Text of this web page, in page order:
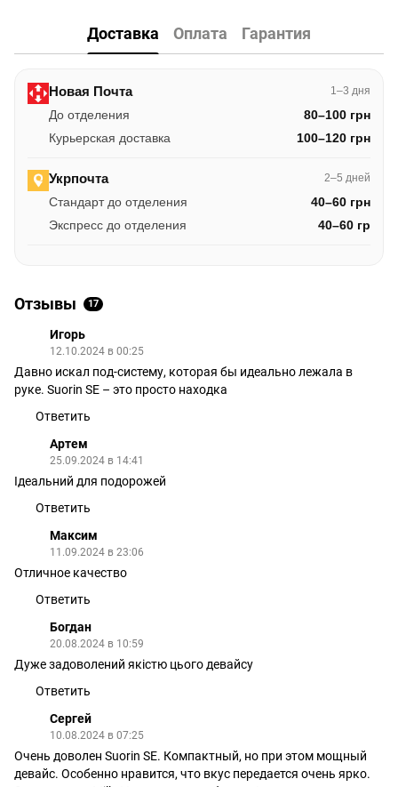
Доставка Оплата Гарантия
Новая Почта 1–3 дня
До отделения
80–100 грн
Курьерская доставка
100–120 грн
Укрпочта 2–5 дней
Стандарт до отделения
40–60 грн
Экспресс до отделения
40–60 гр
Отзывы 17
Игорь
12.10.2024 в 00:25
Давно искал под-систему, которая бы идеально лежала в
руке. Suorin SE – это просто находка
Ответить
Артем
25.09.2024 в 14:41
Ідеальний для подорожей
Ответить
Максим
11.09.2024 в 23:06
Отличное качество
Ответить
Богдан
20.08.2024 в 10:59
Дуже задоволений якістю цього девайсу
Ответить
Сергей
10.08.2024 в 07:25
Очень доволен Suorin SE. Компактный, но при этом мощный
девайс. Особенно нравится, что вкус передается очень ярко.